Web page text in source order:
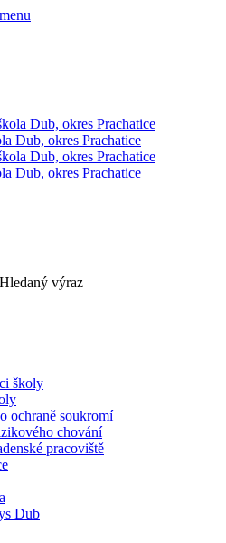
Dub, okres Prachatice
Dub, okres Prachatice
Hledaný výraz
školy
ochraně soukromí
chování
pracoviště
Dub